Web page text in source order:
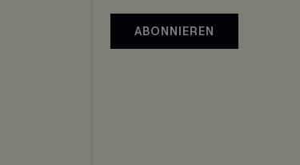
ABONNIEREN